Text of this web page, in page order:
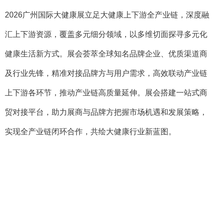
2026广州国际大健康展立足大健康上下游全产业链，深度融
汇上下游资源，覆盖多元细分领域，以多维切面探寻多元化
健康生活新方式。展会荟萃全球知名品牌企业、优质渠道商
及行业先锋，精准对接品牌方与用户需求，高效联动产业链
上下游各环节，推动产业链高质量延伸。展会搭建一站式商
贸对接平台，助力展商与品牌方把握市场机遇和发展策略，
实现全产业链闭环合作，共绘大健康行业新蓝图。